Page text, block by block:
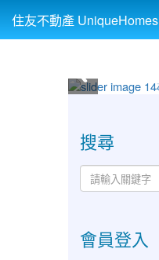
住友不動產 UniqueHomes
搜尋
會員登入